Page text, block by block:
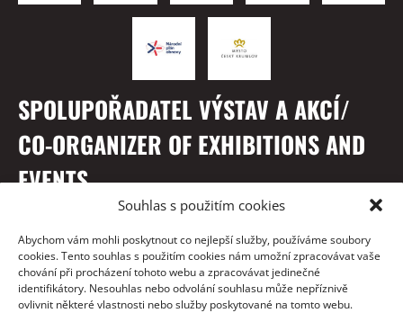
Souhlas s použitím cookies
Abychom vám mohli poskytnout co nejlepší služby, používáme soubory
cookies. Tento souhlas s použitím cookies nám umožní zpracovávat vaše
chování při procházení tohoto webu a zpracovávat jedinečné
identifikátory. Nesouhlas nebo odvolání souhlasu může nepříznivě
ovlivnit některé vlastnosti nebo služby poskytované na tomto webu.
SPOLUPOŘADATEL VÝSTAV A AKCÍ/
CO-ORGANIZER OF EXHIBITIONS AND
EVENTS